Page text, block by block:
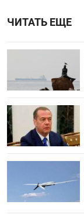
ЧИТАТЬ ЕЩЕ